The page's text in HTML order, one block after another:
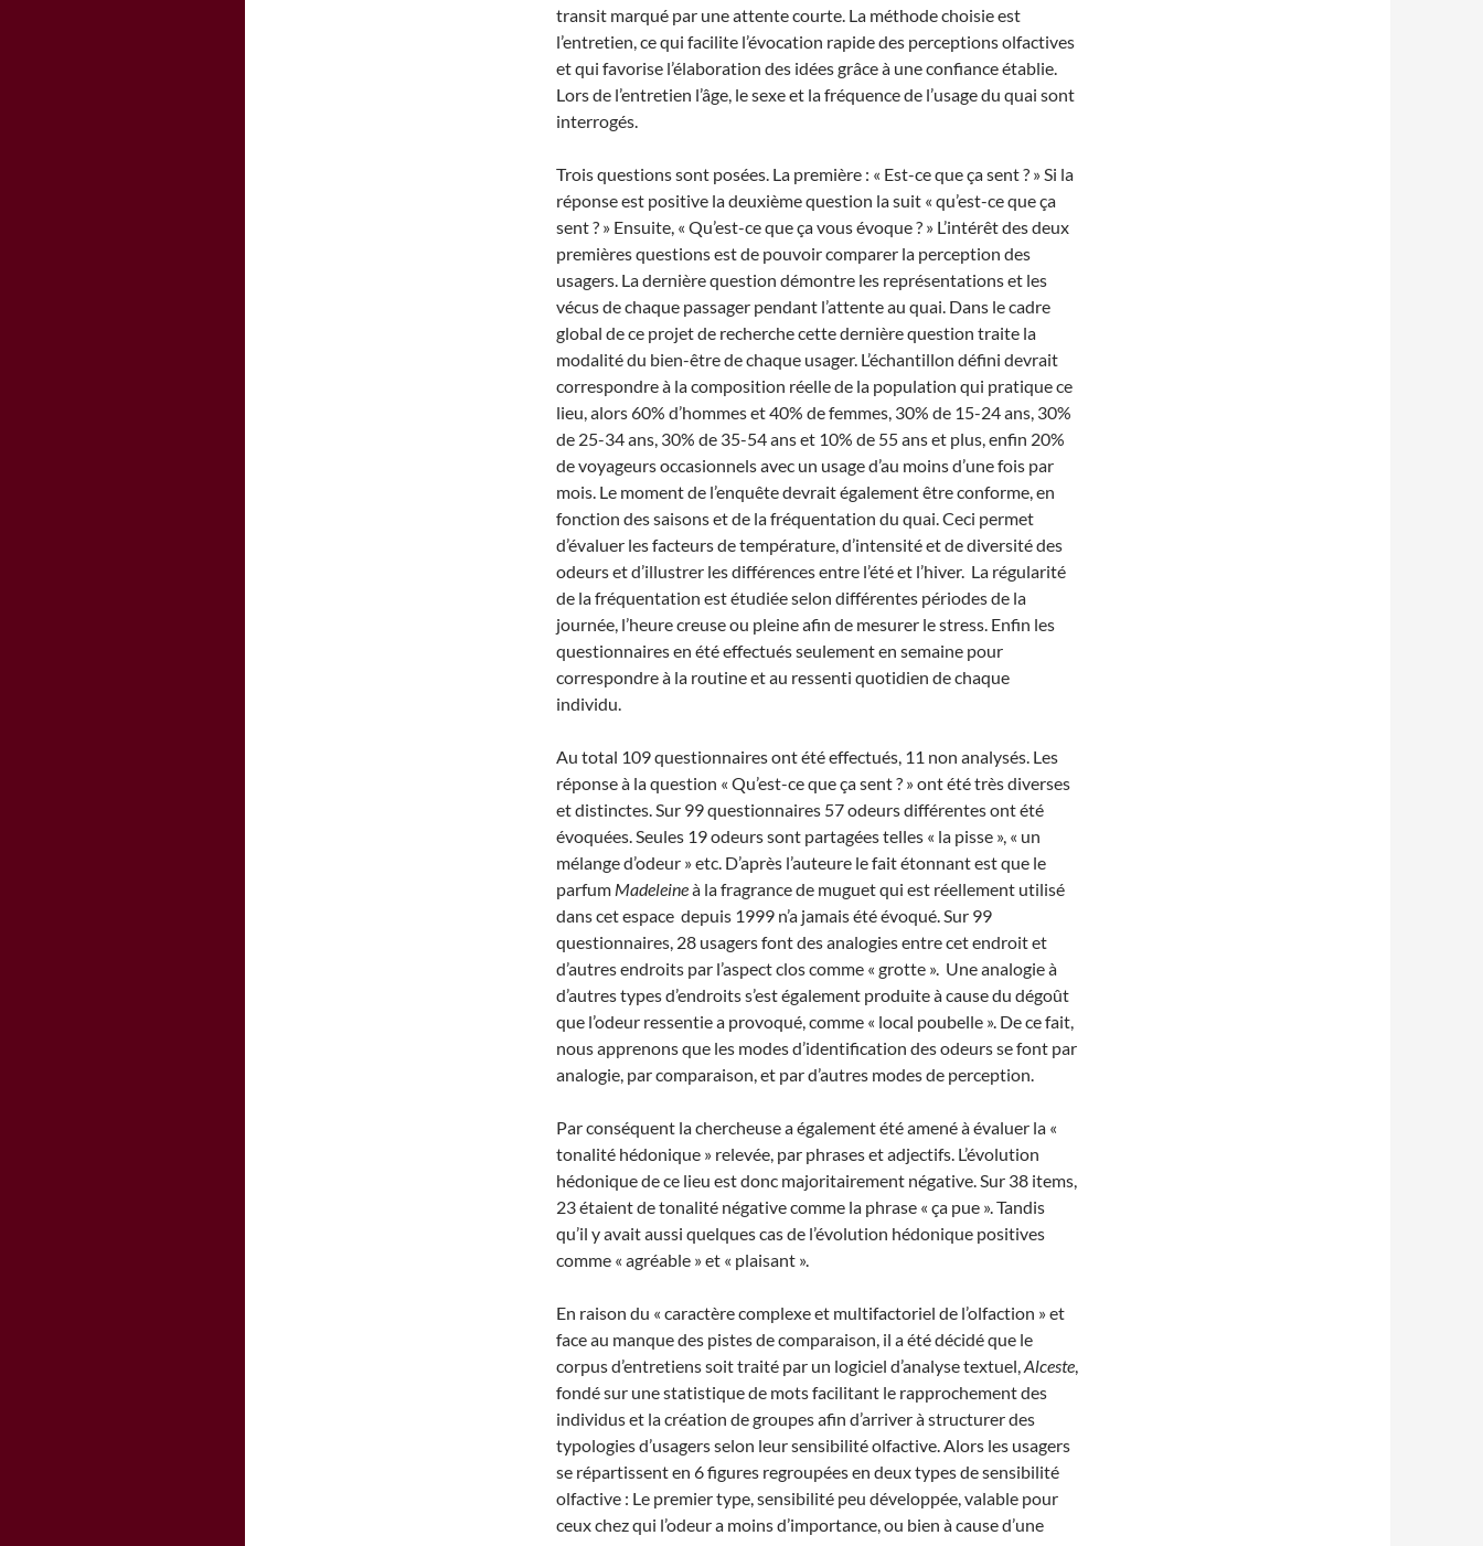
transit marqué par une attente courte. La méthode choisie est
l’entretien, ce qui facilite l’évocation rapide des perceptions olfactives
et qui favorise l’élaboration des idées grâce à une confiance établie.
Lors de l’entretien l’âge, le sexe et la fréquence de l’usage du quai sont
interrogés.
Trois questions sont posées. La première : « Est-ce que ça sent ? » Si la
réponse est positive la deuxième question la suit « qu’est-ce que ça
sent ? » Ensuite, « Qu’est-ce que ça vous évoque ? » L’intérêt des deux
premières questions est de pouvoir comparer la perception des
usagers. La dernière question démontre les représentations et les
vécus de chaque passager pendant l’attente au quai. Dans le cadre
global de ce projet de recherche cette dernière question traite la
modalité du bien-être de chaque usager. L’échantillon défini devrait
correspondre à la composition réelle de la population qui pratique ce
lieu, alors 60% d’hommes et 40% de femmes, 30% de 15-24 ans, 30%
de 25-34 ans, 30% de 35-54 ans et 10% de 55 ans et plus, enfin 20%
de voyageurs occasionnels avec un usage d’au moins d’une fois par
mois. Le moment de l’enquête devrait également être conforme, en
fonction des saisons et de la fréquentation du quai. Ceci permet
d’évaluer les facteurs de température, d’intensité et de diversité des
odeurs et d’illustrer les différences entre l’été et l’hiver. La régularité
de la fréquentation est étudiée selon différentes périodes de la
journée, l’heure creuse ou pleine afin de mesurer le stress. Enfin les
questionnaires en été effectués seulement en semaine pour
correspondre à la routine et au ressenti quotidien de chaque
individu.
Au total 109 questionnaires ont été effectués, 11 non analysés. Les
réponse à la question « Qu’est-ce que ça sent ? » ont été très diverses
et distinctes. Sur 99 questionnaires 57 odeurs différentes ont été
évoquées. Seules 19 odeurs sont partagées telles « la pisse », « un
mélange d’odeur » etc. D’après l’auteure le fait étonnant est que le
parfum Madeleineà la fragrance de muguet qui est réellement utilisé
dans cet espace depuis 1999 n’a jamais été évoqué. Sur 99
questionnaires, 28 usagers font des analogies entre cet endroit et
d’autres endroits par l’aspect clos comme « grotte ». Une analogie à
d’autres types d’endroits s’est également produite à cause du dégoût
que l’odeur ressentie a provoqué, comme « local poubelle ». De ce fait,
nous apprenons que les modes d’identification des odeurs se font par
analogie, par comparaison, et par d’autres modes de perception.
Par conséquent la chercheuse a également été amené à évaluer la «
tonalité hédonique » relevée, par phrases et adjectifs. L’évolution
hédonique de ce lieu est donc majoritairement négative. Sur 38 items,
23 étaient de tonalité négative comme la phrase « ça pue ». Tandis
qu’il y avait aussi quelques cas de l’évolution hédonique positives
comme « agréable » et « plaisant ».
En raison du « caractère complexe et multifactoriel de l’olfaction » et
face au manque des pistes de comparaison, il a été décidé que le
corpus d’entretiens soit traité par un logiciel d’analyse textuel,Alceste,
fondé sur une statistique de mots facilitant le rapprochement des
individus et la création de groupes afin d’arriver à structurer des
typologies d’usagers selon leur sensibilité olfactive. Alors les usagers
se répartissent en 6 figures regroupées en deux types de sensibilité
olfactive : Le premier type, sensibilité peu développée, valable pour
ceux chez qui l’odeur a moins d’importance, ou bien à cause d’une